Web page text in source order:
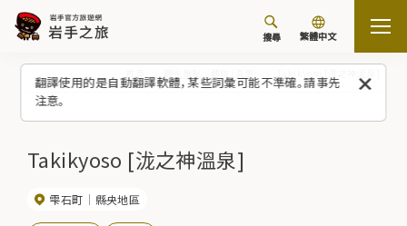
翻譯使用的是自動翻譯軟體，某些詞彙可能不準確。請事先
注意。
搜尋 繁體中文
Takikyoso [泷之神溫泉]
雫石町 縣央地區